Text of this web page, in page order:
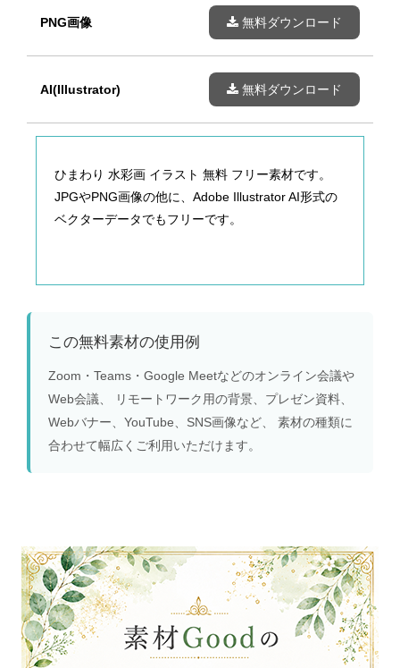
PNG画像 無料ダウンロード
AI(Illustrator) 無料ダウンロード
ひまわり 水彩画 イラスト 無料 フリー素材です。
JPGやPNG画像の他に、Adobe Illustrator AI形式の
ベクターデータでもフリーです。
この無料素材の使用例
Zoom・Teams・Google Meetなどのオンライン会議や
Web会議、 リモートワーク用の背景、プレゼン資料、
Webバナー、YouTube、SNS画像など、 素材の種類に
合わせて幅広くご利用いただけます。